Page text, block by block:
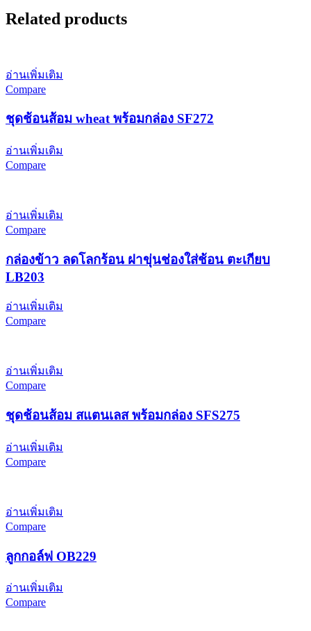
Related products
อ่านเพิ่มเติม
Compare
ชุดช้อนส้อม wheat พร้อมกล่อง SF272
อ่านเพิ่มเติม
Compare
อ่านเพิ่มเติม
Compare
กล่องข้าว ลดโลกร้อน ฝาขุ่นช่องใส่ช้อน ตะเกียบ
LB203
อ่านเพิ่มเติม
Compare
อ่านเพิ่มเติม
Compare
ชุดช้อนส้อม สแตนเลส พร้อมกล่อง SFS275
อ่านเพิ่มเติม
Compare
อ่านเพิ่มเติม
Compare
ลูกกอล์ฟ OB229
อ่านเพิ่มเติม
Compare